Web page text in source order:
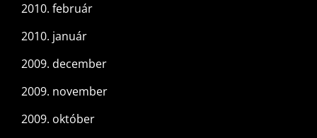
2010. február
2010. január
2009. december
2009. november
2009. október